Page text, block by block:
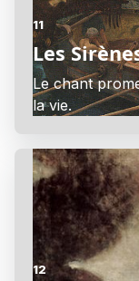
11
Les
Le chant
la vie.
12